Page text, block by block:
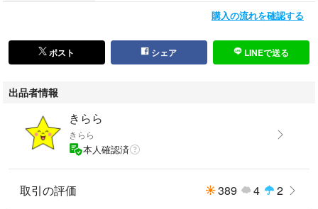
購入の流れを確認する
ポスト シェア LINEで送る
出品者情報
きらら
きらら
本人確認済
取引の評価 389 4 2